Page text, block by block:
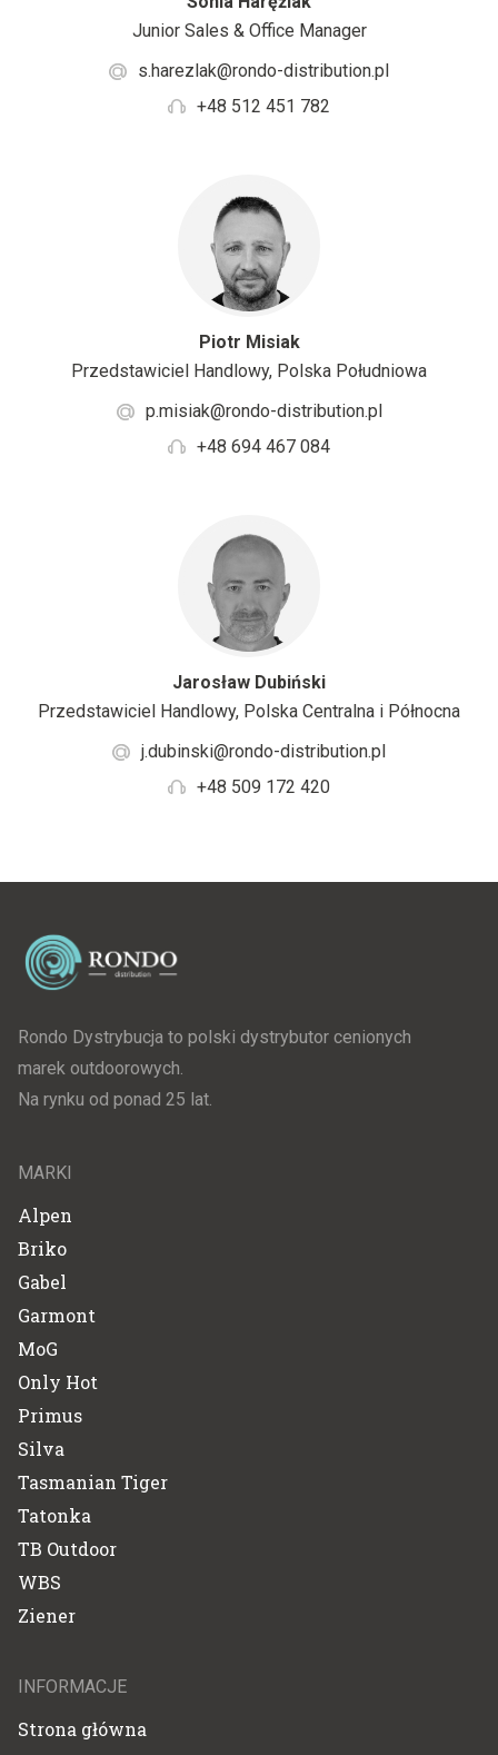
Junior Sales & Office Manager
s.harezlak@rondo-distribution.pl
+48 512 451 782
Piotr Misiak
Przedstawiciel Handlowy, Polska Południowa
p.misiak@rondo-distribution.pl
+48 694 467 084
Jarosław Dubiński
Przedstawiciel Handlowy, Polska Centralna i Północna
j.dubinski@rondo-distribution.pl
+48 509 172 420
Rondo Dystrybucja to polski dystrybutor cenionych
marek outdoorowych.
Na rynku od ponad 25 lat.
MARKI
Alpen
Briko
Gabel
Garmont
MoG
Only Hot
Primus
Silva
Tasmanian Tiger
Tatonka
TB Outdoor
WBS
Ziener
INFORMACJE
Strona główna